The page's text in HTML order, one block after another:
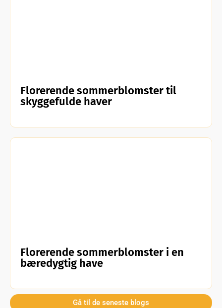
Florerende sommerblomster til
skyggefulde haver
Florerende sommerblomster i en
bæredygtig have
Gå til de seneste blogs